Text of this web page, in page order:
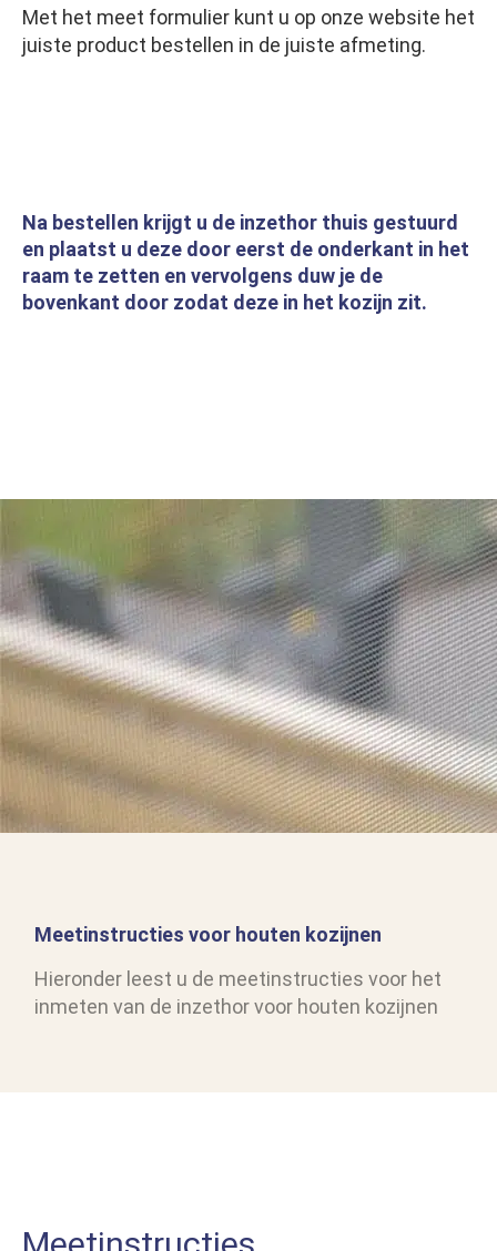
Met het meet formulier kunt u op onze website het
juiste product bestellen in de juiste afmeting.
Na bestellen krijgt u de inzethor thuis gestuurd
en plaatst u deze door eerst de onderkant in het
raam te zetten en vervolgens duw je de
bovenkant door zodat deze in het kozijn zit.
Meetinstructies voor houten kozijnen
Hieronder leest u de meetinstructies voor het
inmeten van de inzethor voor houten kozijnen